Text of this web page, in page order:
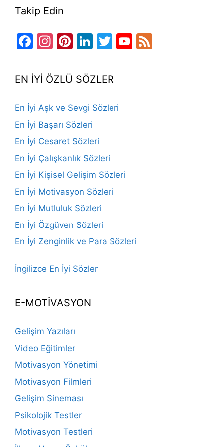
Takip Edin
Facebook
Instagram
Pinterest
LinkedIn
TwitterYouTube
EN İYİ ÖZLÜ SÖZLER
En İyi Aşk ve Sevgi Sözleri
En İyi Başarı Sözleri
En İyi Cesaret Sözleri
En İyi Çalışkanlık Sözleri
En İyi Kişisel Gelişim Sözleri
En İyi Motivasyon Sözleri
En İyi Mutluluk Sözleri
En İyi Özgüven Sözleri
En İyi Zenginlik ve Para Sözleri
İngilizce En İyi Sözler
E-MOTİVASYON
Gelişim Yazıları
Video Eğitimler
Motivasyon Yönetimi
Motivasyon Filmleri
Gelişim Sineması
Psikolojik Testler
Motivasyon Testleri